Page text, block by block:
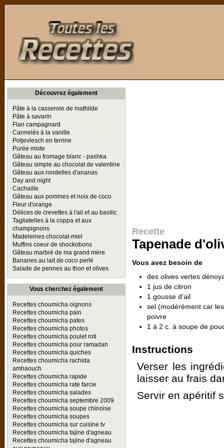
Découvrez également
Pâte à la casserole de mathilde
Pâte à savarin
Flan campagnard
Cannelés à la vanille
Potjevlesch en terrine
Purée mixte
Gâteau au fromage blanc - pashka
Gâteau simple au chocolat de valentine
Gâteau aux rondelles d'ananas
Day and night
Cachaille
Gâteau aux pommes et noix de coco
Fleur d'orange
Délices de crevettes à l'ail et au basilic
Tagliatelles à la coppa et aux
champignons
Madeleines chocolat-miel
Muffins coeur de shockobons
Gâteau marbré de ma grand mère
Bananes au lait de coco perlé
Salade de pennes au thon et olives
Vous cherchez également
Recettes choumicha oignons
Recettes choumicha pain
Recettes choumicha pates
Recettes choumicha photos
Recettes choumicha poulet roti
Recettes choumicha pour ramadan
Recettes choumicha quiches
Recettes choumicha rachida
amhaouch
Recettes choumicha rapide
Recettes choumicha rate farcie
Recettes choumicha salades
Recettes choumicha septembre 2009
Recettes choumicha soupe chinoise
Recettes choumicha soupes
Recettes choumicha sur cuisine tv
Recettes choumicha tajine d'agneau
Recettes choumicha tajine d'agneau
Recette
Tapenade
Vous avez besoin de
des olives vertes
1 jus de citron
1 gousse d'ail
sel (modérément car
poivre
1 à 2 c. à soupe de
Instructions
Verser les
laisser au frais
Servir en apéritif